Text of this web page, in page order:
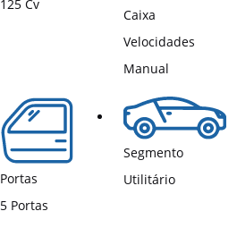
125 Cv
Caixa
Velocidades
Manual
Portas
5 Portas
Segmento
Utilitário